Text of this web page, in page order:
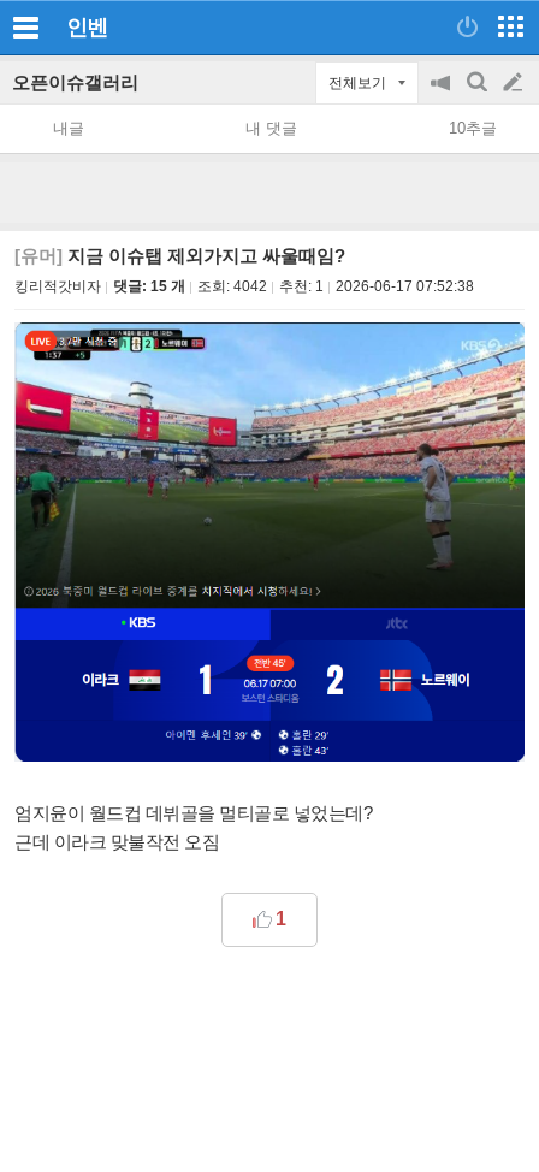
인벤
오픈이슈갤러리 전체보기
공
지
on/off
검
색
글
쓰
내글 내 댓글 10추글
[유머] 지금 이슈탭 제외가지고 싸울때임?
킹리적갓비자 댓글: 15 개 조회: 4042 추천: 1 2026-06-17 07:52:38
엄지윤이 월드컵 데뷔골을 멀티골로 넣었는데?
근데 이라크 맞불작전 오짐
1